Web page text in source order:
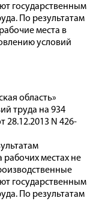
государственным
По результатам
места в
условий
область»
труда на 934
28.12.2013 N 426-
местах не
государственным
По результатам